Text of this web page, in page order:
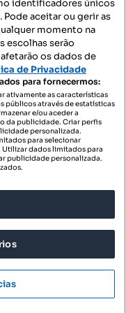
S.A.
identificadores únicos
aceitar ou gerir as
momento na
escolhas serão
os dados de
de Privacidade
para fornecermos:
ativamente as características
públicos através de estatísticas
e/ou aceder a
da publicidade. Criar perfis
personalizada.
para selecionar
dados limitados para
publicidade personalizada.